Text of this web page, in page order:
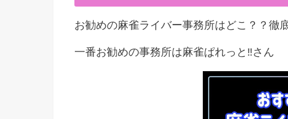
お勧めの麻雀ライバー事務所はどこ？？徹
一番お勧めの事務所は麻雀ぱれっと‼︎さん